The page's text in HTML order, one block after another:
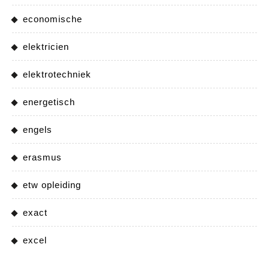
economische
elektricien
elektrotechniek
energetisch
engels
erasmus
etw opleiding
exact
excel